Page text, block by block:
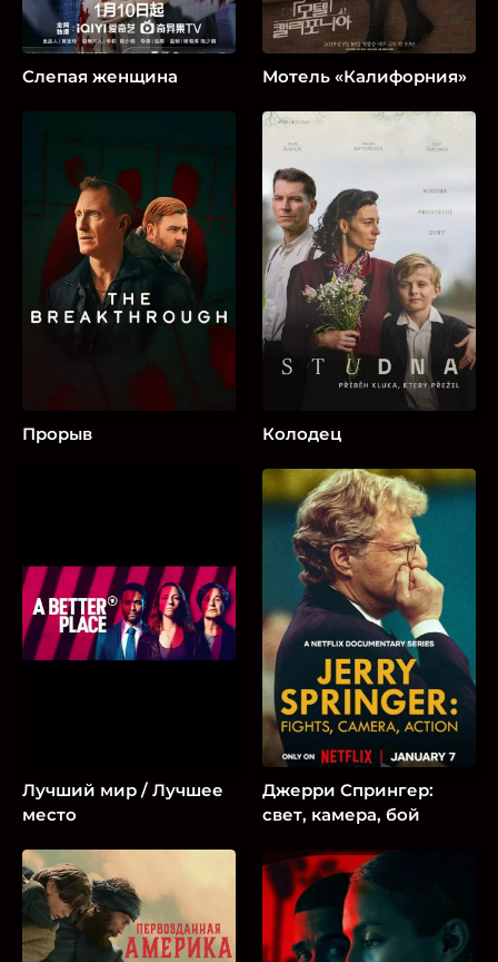
Слепая женщина Мотель «Калифорния»
Прорыв Колодец
Лучший мир / Лучшее
место
Джерри Спрингер:
свет, камера, бой